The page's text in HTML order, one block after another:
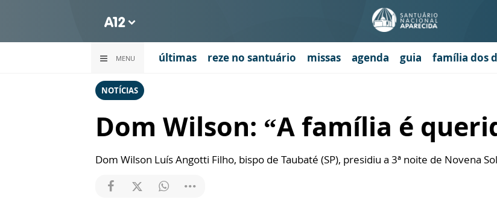
MENU últimas reze no santuário missas agenda guia família dos
NOTÍCIAS
Dom Wilson: “A família é
Dom Wilson Luís Angotti Filho, bispo de Taubaté (SP), presidiu a 3ª noite de Novena